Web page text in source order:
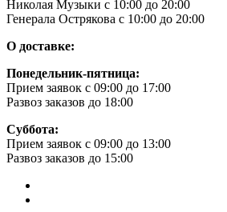
Николая Музыки с 10:00 до 20:00
Генерала Острякова с 10:00 до 20:00
О доставке:
Понедельник-пятница:
Прием заявок с 09:00 до 17:00
Развоз заказов до 18:00
Суббота:
Прием заявок с 09:00 до 13:00
Развоз заказов до 15:00